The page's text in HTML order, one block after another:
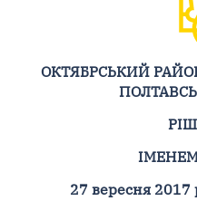
ОКТЯБРСЬКИЙ
27 вересня